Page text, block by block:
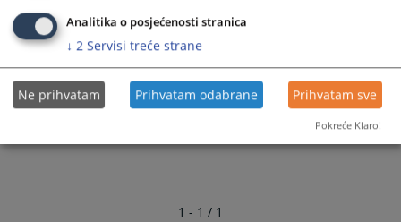
1 - 1 / 1
Analitika o posjećenosti stranica
↓ 2 Servisi treće strane
Ne prihvatam Prihvatam odabrane Prihvatam sve
Pokreće Klaro!